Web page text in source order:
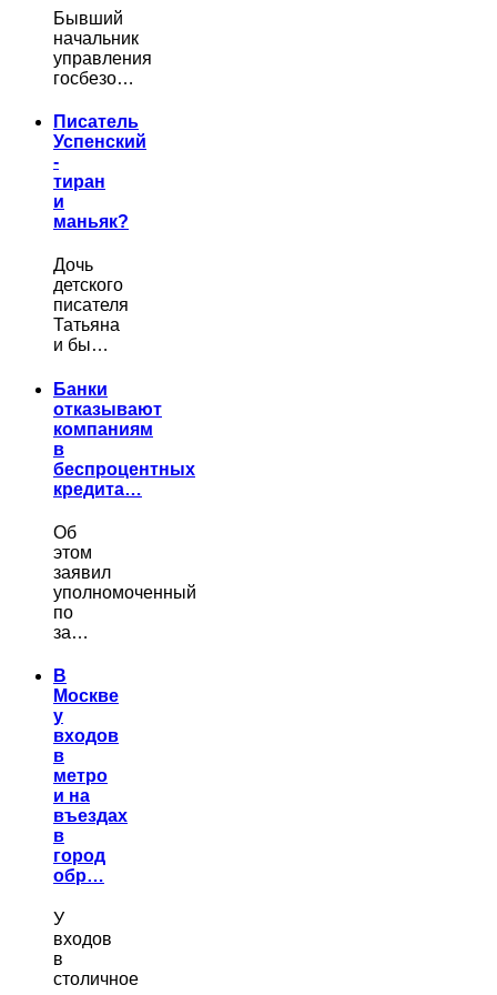
Бывший
начальник
управления
госбезо…
Писатель
Успенский
-
тиран
и
маньяк?
Дочь
детского
писателя
Татьяна
и бы…
Банки
отказывают
компаниям
в
беспроцентных
кредита…
Об
этом
заявил
уполномоченный
по
за…
В
Москве
у
входов
в
метро
и на
въездах
в
город
обр…
У
входов
в
столичное